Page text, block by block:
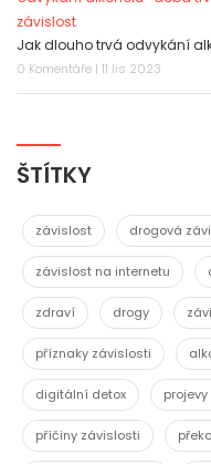
závislost
Jak dlouho trvá odvykání
0 Komentáře | 11 lis 2023
ŠTÍTKY
závislost drogová
závislost na internetu
zdraví drogy
příznaky závislosti
digitální detox
příčiny závislosti